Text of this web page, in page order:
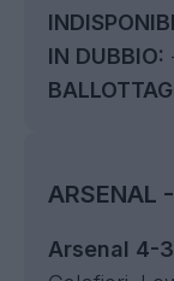
IN DUBBIO:
ARSENAL
Arsenal 4-